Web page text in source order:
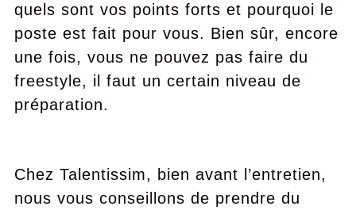
quels sont vos points forts et pourquoi le
poste est fait pour vous. Bien sûr, encore
une fois, vous ne pouvez pas faire du
freestyle, il faut un certain niveau de
préparation.
Chez Talentissim, bien avant l’entretien,
nous vous conseillons de prendre du